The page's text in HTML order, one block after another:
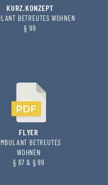
KURZ.KONZEPT
BETREUTES WOHNEN
§ 99
FLYER
BETREUTES
WOHNEN
§ 67 & § 99